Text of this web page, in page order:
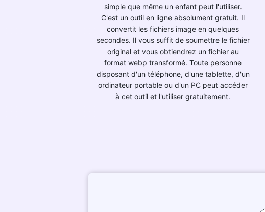
simple que même un enfant peut l'utiliser.
C'est un outil en ligne absolument gratuit. Il
convertit les fichiers image en quelques
secondes. Il vous suffit de soumettre le fichier
original et vous obtiendrez un fichier au
format webp transformé. Toute personne
disposant d'un téléphone, d'une tablette, d'un
ordinateur portable ou d'un PC peut accéder
à cet outil et l'utiliser gratuitement.